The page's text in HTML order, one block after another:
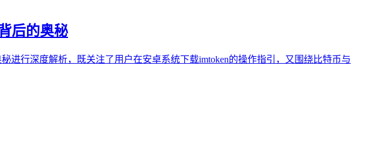
后的奥秘
进行深度解析，既关注了用户在安卓系统下载imtoken的操作指引，又围绕比特币与